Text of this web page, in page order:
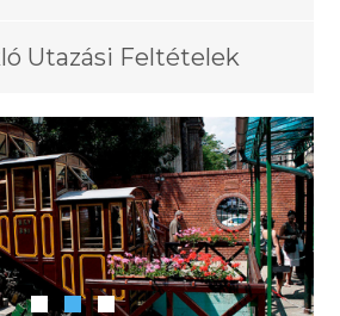
Utazási Feltételek